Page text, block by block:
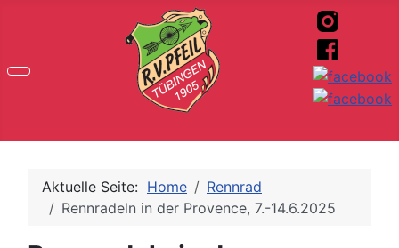
Aktuelle Seite: Home
Rennrad
Rennradeln in der Provence, 7.-14.6.2025